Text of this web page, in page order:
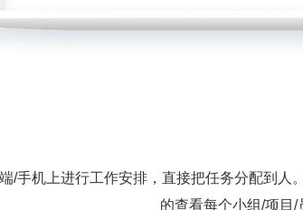
/手机上进行工作安排，直接把任务分配到
的查看每个小组/项目/